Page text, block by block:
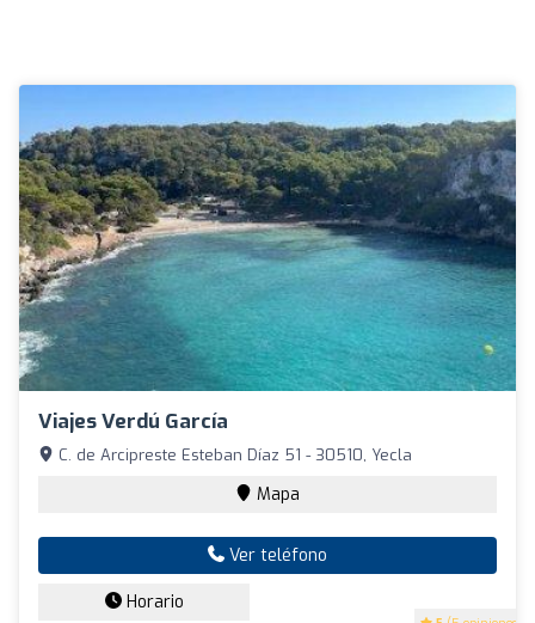
Viajes Verdú García
C. de Arcipreste Esteban Díaz 51 - 30510, Yecla
Mapa
Ver teléfono
Horario